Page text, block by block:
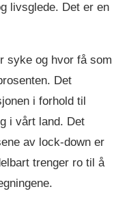
livsglede. Det er en
syke og hvor få som
Det
i forhold til
i vårt land. Det
av lock-down er
trenger ro til å